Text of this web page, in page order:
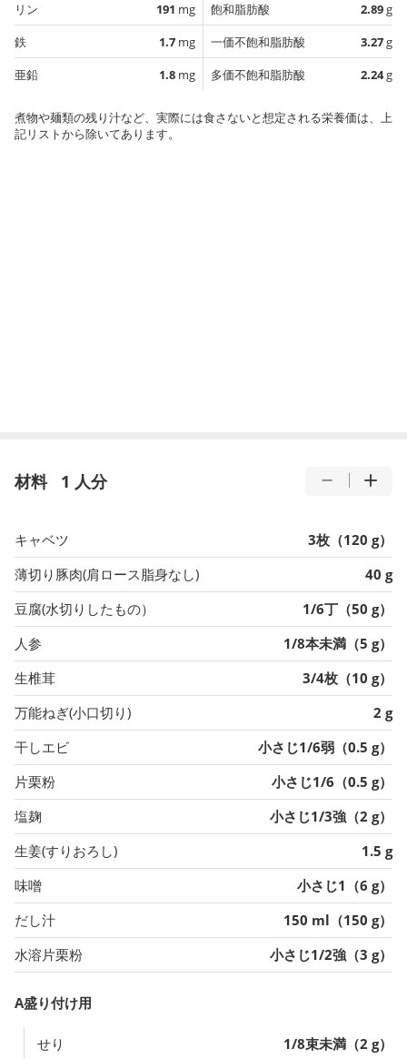
リン
191 mg
鉄
1.7 mg
亜鉛
1.8 mg
飽和脂肪酸
2.89g
一価不飽和脂肪酸
3.27g
多価不飽和脂肪酸
2.24g
煮物や麺類の残り汁など、実際には食さないと想定される栄養価は、上
記リストから除いてあります。
材料 1 人分
キャベツ
3枚（120 g）
薄切り豚肉(肩ロース脂身なし)
40 g
豆腐(水切りしたもの）
1/6丁（50 g）
人参
1/8本未満（5 g）
生椎茸
3/4枚（10 g）
万能ねぎ(小口切り)
2 g
干しエビ
小さじ1/6弱（0.5 g）
片栗粉
小さじ1/6（0.5 g）
塩麹
小さじ1/3強（2 g）
生姜(すりおろし)
1.5 g
味噌
小さじ1（6 g）
だし汁
150 ml（150 g）
水溶片栗粉
小さじ1/2強（3 g）
A盛り付け用
せり 1/8束未満（2 g）